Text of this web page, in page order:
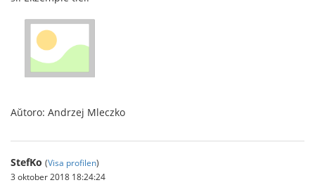
Aŭtoro: Andrzej Mleczko
StefKo (Visa profilen)
3 oktober 2018 18:24:24